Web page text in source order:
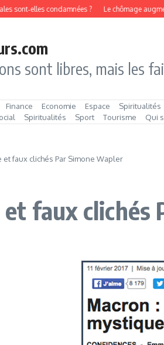
condamnées ? Le chômage augmente
sont libres, mais les
Finance Economie Espace Spiritualités
Spiritualités Sport Tourisme Qui
et faux clichés Par Simone Wapler
faux clichés